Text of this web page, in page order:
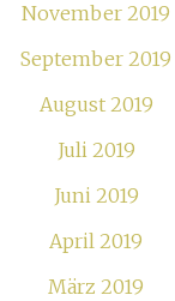
November 2019
September 2019
August 2019
Juli 2019
Juni 2019
April 2019
März 2019